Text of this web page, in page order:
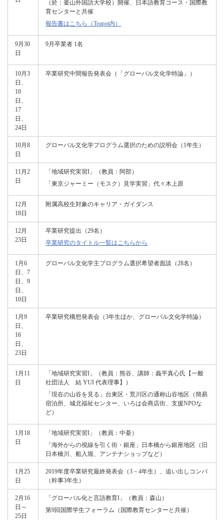
（於：釜山外国語大学校）開催、日本語教育コース・国際教
育センターと共催
報告書はこちら（Teapot内）
9月30
日
9月卒業者 1名
10月3
日、
10
日、
17
日、
24日
卒業研究中間報告発表会（「グローバル文化学特論」）
10月8
日
グローバル文化学プログラム選択のための説明会（1年生）
11月2
日
「地域研究実習I」（教員：阿部）
「東京ジャーミー（モスク）見学実習」代々木上原
12月
18日
附属高校生対象のキャリア・ガイダンス
12月
23日
卒業研究提出（29名）
卒業研究のタイトル一覧はこちらから
1月6
日、7
日、9
日、
10日
グローバル文化学主プログラム選択希望者面談（28名）
1月9
日、
16
日、
23日
卒業研究構想発表会（3年生ほか、グローバル文化学特論）
1月11
日
「地域研究実習I」（教員：熊谷、講師：義平真心氏【一般
社団法人 結 YUI 代表理事】）
「現在の山谷を見る」台東区・荒川区の通称山谷地区（簡易
宿泊所、城北福祉センター、いろは会商店街、支援NPOな
ど）
1月18
日
「地域研究実習I」（教員：中䑓）
「海外からの視線を引く街・銀座」日本橋から銀座地区（旧
日本橋川、船入堀、アンテナショップなど）
1月25
日
2019年度卒業研究最終発表会（3－4年生）、追い出しコンパ
（幹事3年生）
2月16
日～
25日
「グローバル化と言語教育I」（教員：森山）
第9回国際学生フォーラム（国際教育センターと共催）